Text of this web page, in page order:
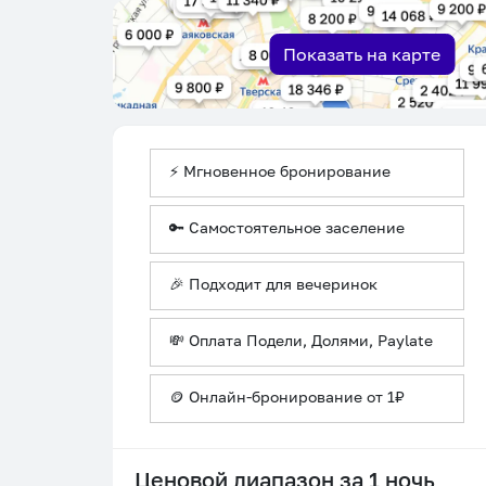
Показать на карте
⚡ Мгновенное бронирование
🔑 Самостоятельное заселение
🎉 Подходит для вечеринок
💸 Оплата Подели, Долями, Paylate
🪙 Онлайн-бронирование от 1₽
Ценовой диапазон за 1 ночь